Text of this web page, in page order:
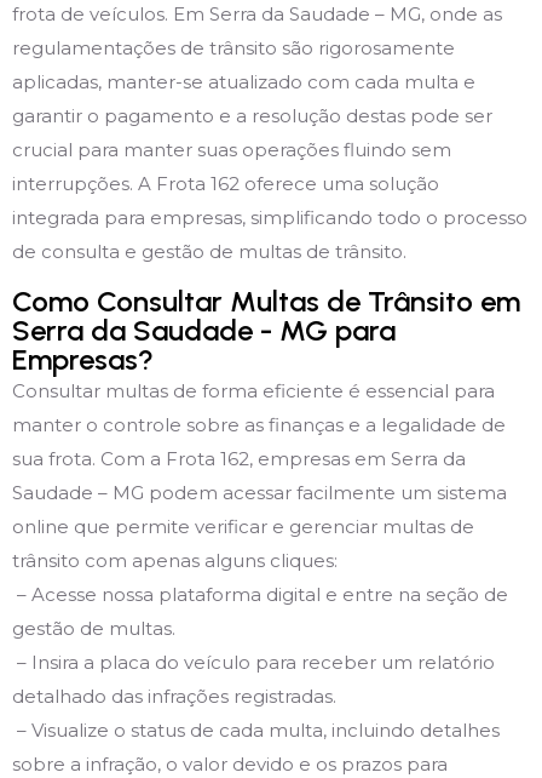
frota de veículos. Em Serra da Saudade – MG, onde as
regulamentações de trânsito são rigorosamente
aplicadas, manter-se atualizado com cada multa e
garantir o pagamento e a resolução destas pode ser
crucial para manter suas operações fluindo sem
interrupções. A Frota 162 oferece uma solução
integrada para empresas, simplificando todo o processo
de consulta e gestão de multas de trânsito.
Como Consultar Multas de Trânsito em
Serra da Saudade - MG para
Empresas?
Consultar multas de forma eficiente é essencial para
manter o controle sobre as finanças e a legalidade de
sua frota. Com a Frota 162, empresas em Serra da
Saudade – MG podem acessar facilmente um sistema
online que permite verificar e gerenciar multas de
trânsito com apenas alguns cliques:
– Acesse nossa plataforma digital e entre na seção de
gestão de multas.
– Insira a placa do veículo para receber um relatório
detalhado das infrações registradas.
– Visualize o status de cada multa, incluindo detalhes
sobre a infração, o valor devido e os prazos para